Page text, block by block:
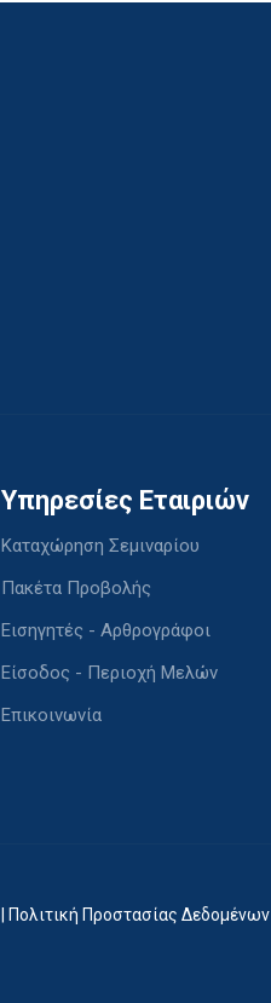
Υπηρεσίες Εταιριών
Καταχώρηση Σεμιναρίου
Πακέτα Προβολής
Εισηγητές - Αρθρογράφοι
Είσοδος - Περιοχή Μελών
Επικοινωνία
Πολιτική Προστασίας Δεδομένων